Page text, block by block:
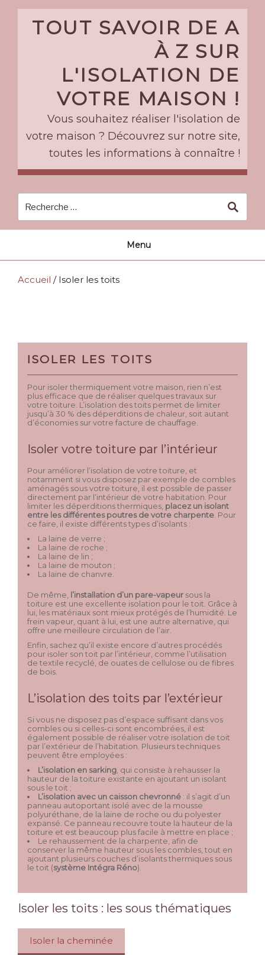
Skip
TOUT SAVOIR DE A
À Z SUR
L'ISOLATION DE
VOTRE MAISON !
Vous souhaitez réaliser l'isolation de
votre maison ? Découvrez sur notre site,
toutes les informations à connaître !
Menu
Accueil / Isoler les toits
ISOLER LES TOITS
Pour isoler thermiquement votre maison, rien n’est
plus efficace que de réaliser quelques travaux sur
votre toiture. L’isolation des toits permet de limiter
jusqu’à 30 % des déperditions de chaleur, soit autant
d’économies sur votre facture de chauffage.
Isoler votre toiture par l’intérieur
Pour améliorer l’isolation de votre toiture, et
notamment si vous disposez par exemple de combles
aménagés sous votre toiture, il est possible de passer
directement par l’intérieur de votre habitation. Pour
limiter les déperditions thermiques, placez un isolant
entre les différentes poutres de votre charpente . Pour
ce faire, il existe différents types d’isolants :
La laine de verre ;
La laine de roche ;
La laine de lin ;
La laine de mouton ;
La laine de chanvre.
De même, l’installation d’un pare-vapeur sous la
toiture est une excellente isolation pour le toit. Grâce à
lui, les matériaux sont mieux protégés de l’humidité. Le
frein vapeur, quant à lui, est une autre alternative, qui
offre une meilleure circulation de l’air.
Enfin, sachez qu’il existe encore d’autres procédés
pour isoler son toit par l’intérieur, comme l’utilisation
de textile recyclé, de ouates de cellulose ou de fibres
de bois.
L’isolation des toits par l’extérieur
Si vous ne disposez pas d’espace suffisant dans vos
combles ou si celles-ci sont encombrées, il est
également possible de réaliser votre isolation de toit
par l’extérieur de l’habitation. Plusieurs techniques
peuvent être employées :
L’isolation en sarking , qui consiste à rehausser la
hauteur de la toiture existante en ajoutant un isolant
sous le toit ;
L’isolation avec un caisson chevronné : il s’agit d’un
panneau autoportant isolé avec de la mousse
polyuréthane, de la laine de roche ou du polyester
expansé. Ce panneau recouvre toute la hauteur de la
toiture et est beaucoup plus facile à mettre en place ;
Le rehaussement de la charpente, afin de
conserver la même hauteur sous les combles, tout en
ajoutant plusieurs couches d’isolants thermiques sous
le toit (système Intégra Réno).
Isoler les toits : les sous thématiques
Isoler la cheminée